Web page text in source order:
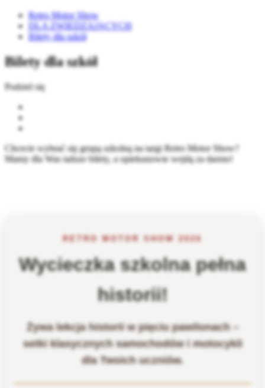
Retro Motor Show
DLA ZWIEDZAJĄCYCH
Bilety dla szkół
Bilety dla szkół
Podziel się
Chcecie wybrać się grupą szkolną na targi Retro Motor Show?
Mamy dla Was tańsze bilety, a opiekunowie wejdą za darmo!
RETRO MOTOR SHOW 2026
Wycieczka szkolna pełna
historii!
Żywa lekcja historii w pięciu pawilonach –
setki klasycznych samochodów i motocykli
dla Twoich uczniów.